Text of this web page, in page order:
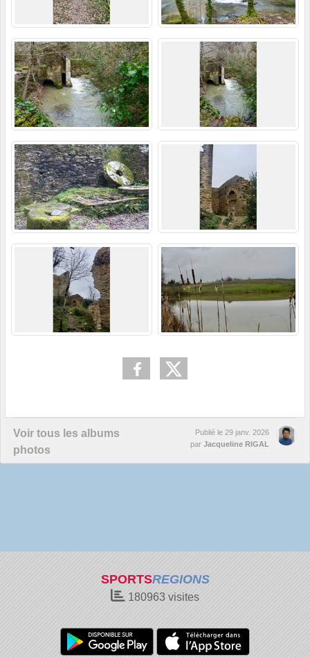
Voir tous les albums
photos
Publié le 29 janv. 2026
par Jacqueline RIGAL
SPORTSREGIONS
180963 visites